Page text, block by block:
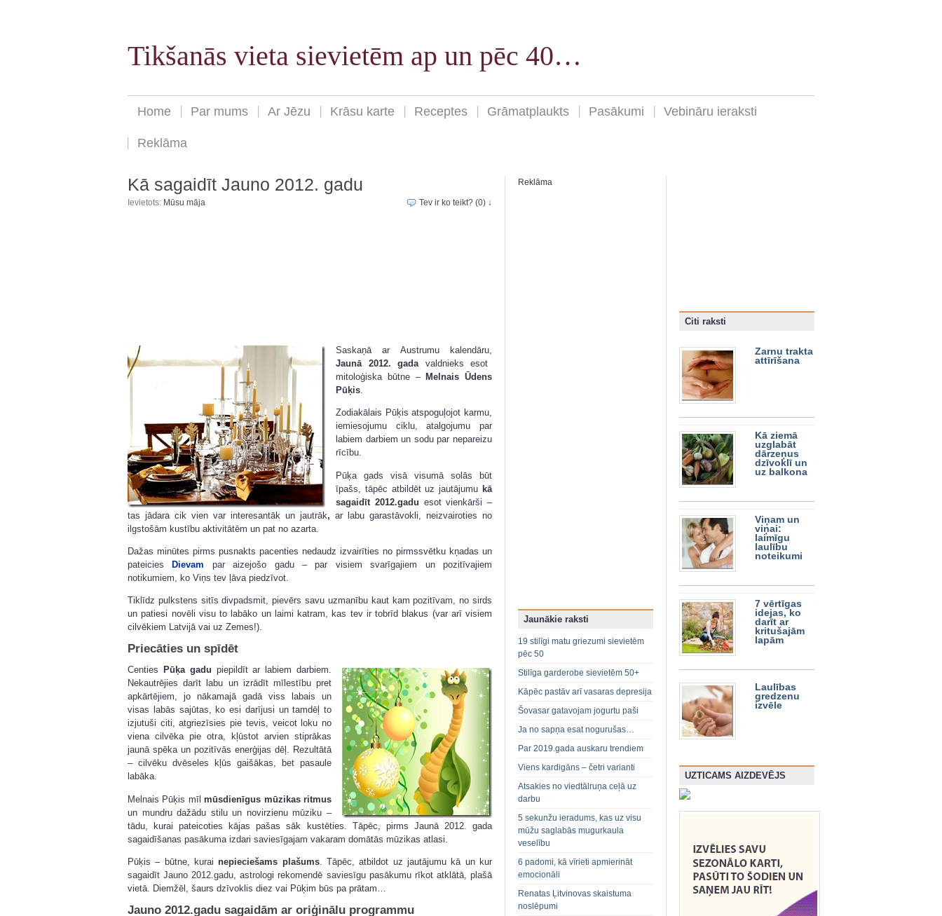
Tikšanās vieta sievietēm ap un pēc 40…
Home Par mums Ar Jēzu Krāsu karte Receptes Grāmatplaukts Pasākumi Vebināru ieraksti
Reklāma
Kā sagaidīt Jauno 2012. gadu
Ievietots: Mūsu māja Tev ir ko teikt? (0) ↓
Saskaņā ar Austrumu kalendāru,
Jaunā 2012. gadavaldnieks esot
mitoloģiska būtne – Melnais Ūdens
Pūķis.
Zodiakālais Pūķis atspoguļojot karmu,
iemiesojumu ciklu, atalgojumu par
labiem darbiem un sodu par nepareizu
rīcību.
Pūķa gads visā visumā solās būt
īpašs, tāpēc atbildēt uz jautājumu kā
sagaidīt 2012.gadu esot vienkārši –
tas jādara cik vien var interesantāk un jautrāk, ar labu garastāvokli, neizvairoties no
ilgstošām kustību aktivitātēm un pat no azarta.
Dažas minūtes pirms pusnakts pacenties nedaudz izvairīties no pirmssvētku kņadas un
pateicies
Dievam par aizejošo gadu – par visiem svarīgajiem un pozitīvajiem
notikumiem, ko Viņs tev ļāva piedzīvot.
Tiklīdz pulkstens sitīs divpadsmit, pievērs savu uzmanību kaut kam pozitīvam, no sirds
un patiesi novēli visu to labāko un laimi katram, kas tev ir tobrīd blakus (var arī visiem
cilvēkiem Latvijā vai uz Zemes!).
Priecāties un spīdēt
Centies Pūķa gadu piepildīt ar labiem darbiem.
Nekautrējies darīt labu un izrādīt mīlestību pret
apkārtējiem, jo nākamajā gadā viss labais un
visas labās sajūtas, ko esi darījusi un tamdēļ to
izjutuši citi, atgriezīsies pie tevis, veicot loku no
viena cilvēka pie otra, kļūstot arvien stiprākas
jaunā spēka un pozitīvās enerģijas dēļ. Rezultātā
– cilvēku dvēseles kļūs gaišākas, bet pasaule
labāka.
Melnais Pūķis mīlmūsdienīgus mūzikas ritmus
un mundru dažādu stilu un novirzienu mūziku –
tādu, kurai pateicoties kājas pašas sāk kustēties. Tāpēc, pirms Jaunā 2012. gada
sagaidīšanas pasākuma izdari saviesīgajam vakaram domātās mūzikas atlasi.
Pūķis – būtne, kurainepieciešams plašums. Tāpēc, atbildot uz jautājumu kā un kur
sagaidīt Jauno 2012.gadu, astrologi rekomendē saviesīgu pasākumu rīkot atklātā, plašā
vietā. Diemžēl, šaurs dzīvoklis diez vai Pūķim būs pa prātam…
Jauno 2012.gadu sagaidām ar oriģinālu programmu
Reklāma
Jaunākie raksti
19 stilīgi matu griezumi sievietēm
pēc 50
Stilīga garderobe sievietēm 50+
Kāpēc pastāv arī vasaras depresija
Šovasar gatavojam jogurtu paši
Ja no sapņa esat nogurušas…
Par 2019.gada auskaru trendiem
Viens kardigāns – četri varianti
Atsakies no viedtālruņa ceļā uz
darbu
5 sekunžu ieradums, kas uz visu
mūžu saglabās mugurkaula
veselību
6 padomi, kā vīrieti apmierināt
emocionāli
Renatas Ļitvinovas skaistuma
noslēpumi
Citi raksti
Zarnu trakta
attīrīšana
Kā ziemā
uzglabāt
dārzeņus
dzīvoklī un
uz balkona
Viņam un
viņai:
laimīgu
laulību
noteikumi
7 vērtīgas
idejas, ko
darīt ar
kritušajām
lapām
Laulības
gredzenu
izvēle
UZTICAMS AIZDEVĒJS